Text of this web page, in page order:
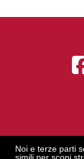
Noi e terze parti